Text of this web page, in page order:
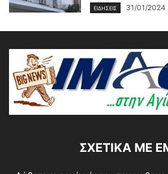
ΕΙΔΗΣΕΙΣ 31/01/2024
ΣΧΕΤΙΚΆ ΜΕ